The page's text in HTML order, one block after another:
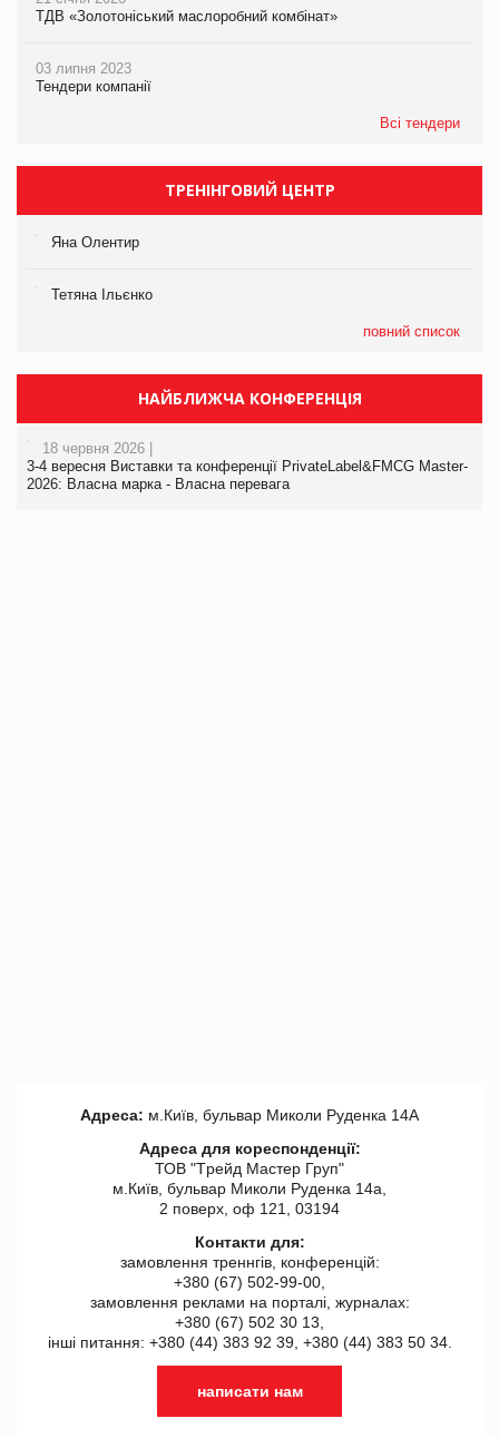
ТДВ «Золотоніський маслоробний комбінат»
03 липня 2023
Тендери компанії
Всі тендери
ТРЕНІНГОВИЙ ЦЕНТР
Яна Олентир
Тетяна Ільєнко
повний список
НАЙБЛИЖЧА КОНФЕРЕНЦІЯ
18 червня 2026 |
3-4 вересня Виставки та конференції PrivateLabel&FMCG Master-
2026: Власна марка - Власна перевага
Адреса: м.Київ, бульвар Миколи Руденка 14А
Адреса для кореспонденції:
ТОВ "Tрейд Мастер Груп"
м.Київ, бульвар Миколи Руденка 14а,
2 поверх, оф 121, 03194
Контакти для:
замовлення треннгів, конференцій:
+380 (67) 502-99-00,
замовлення реклами на порталі, журналах:
+380 (67) 502 30 13,
інші питання: +380 (44) 383 92 39, +380 (44) 383 50 34.
написати нам